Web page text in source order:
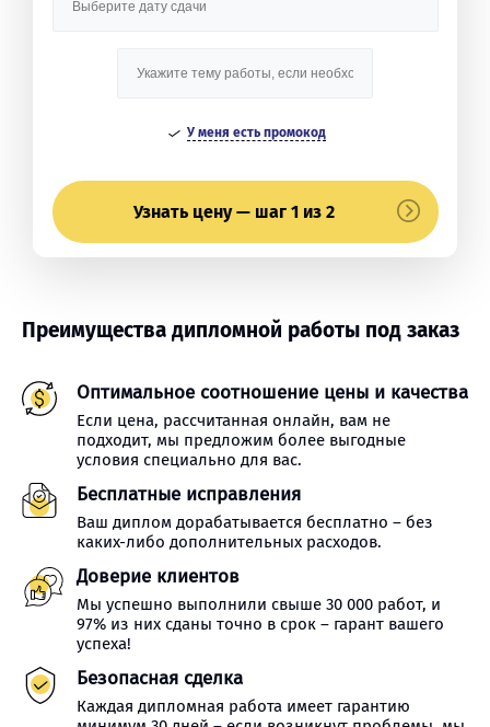
У меня есть промокод
Узнать цену — шаг 1 из 2
Преимущества дипломной работы под заказ
Оптимальное соотношение цены и качества
Если цена, рассчитанная онлайн, вам не
подходит, мы предложим более выгодные
условия специально для вас.
Бесплатные исправления
Ваш диплом дорабатывается бесплатно – без
каких-либо дополнительных расходов.
Доверие клиентов
Мы успешно выполнили свыше 30 000 работ, и
97% из них сданы точно в срок – гарант вашего
успеха!
Безопасная сделка
Каждая дипломная работа имеет гарантию